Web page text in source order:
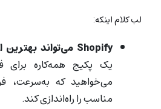
لب کلام اینکه:
Shopify می‌تواند بهترین انتخاب شما باشد اگر:
یک پکیج همه‌کاره برای
می‌خواهید که به‌سرعت،
مناسب را راه‌اندازی کند.